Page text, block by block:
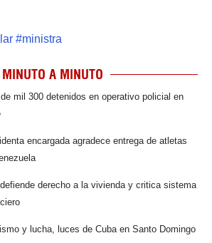
#ministra
MINUTO A MINUTO
mil 300 detenidos en operativo policial en
encargada agradece entrega de atletas
defiende derecho a la vivienda y critica sistema
y lucha, luces de Cuba en Santo Domingo